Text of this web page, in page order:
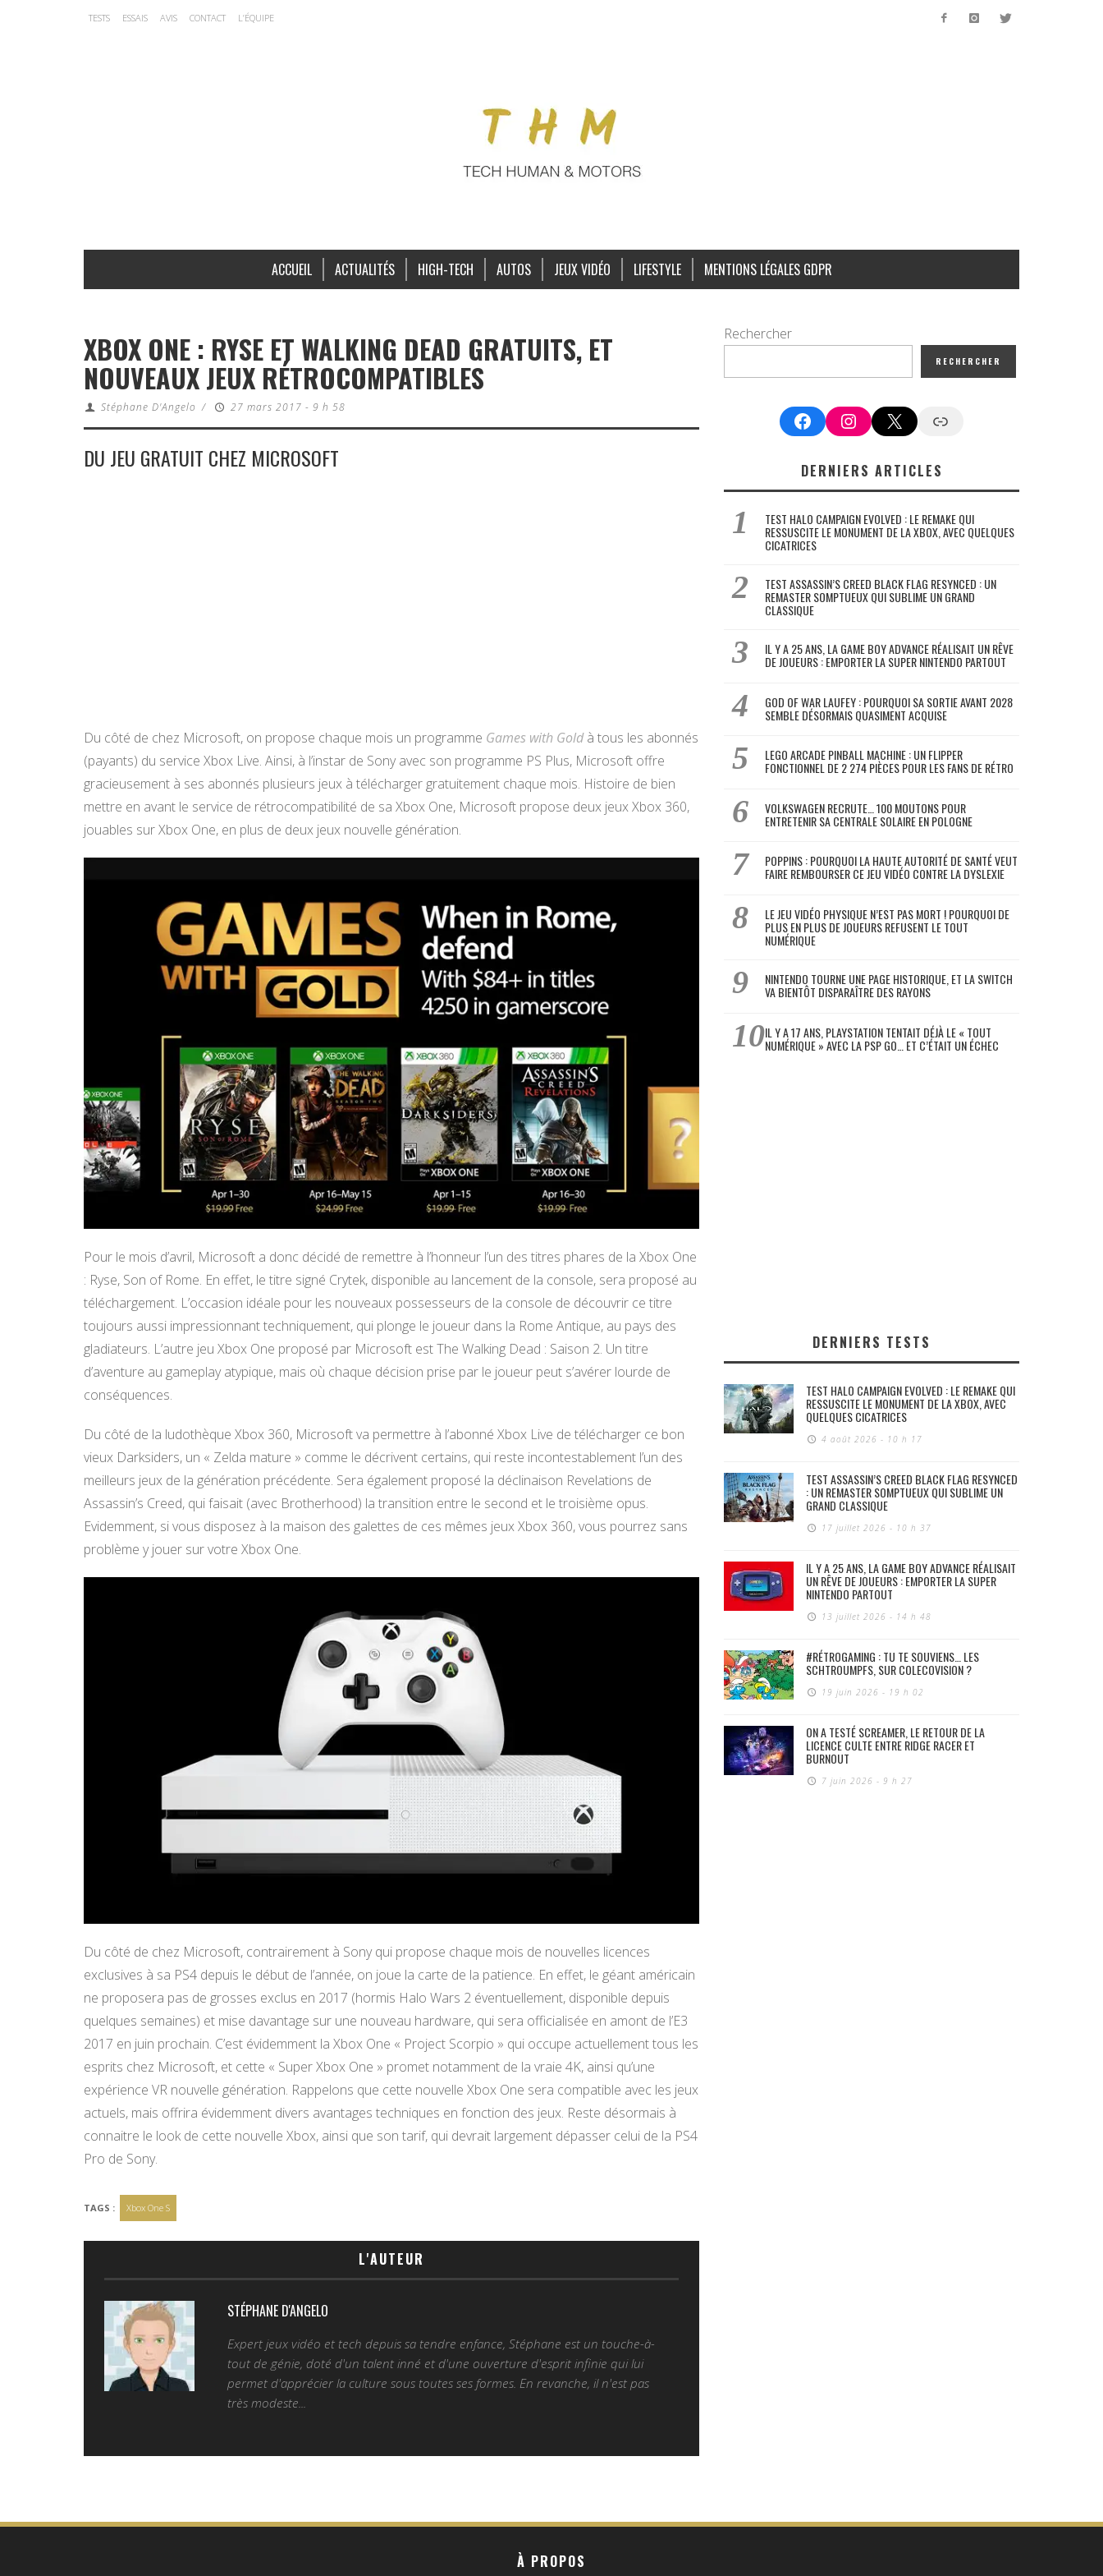
TESTS ESSAIS AVIS CONTACT L’ÉQUIPE
ACCUEIL ACTUALITÉS HIGH-TECH AUTOS JEUX VIDÉO LIFESTYLE MENTIONS LÉGALES GDPR
XBOX ONE : RYSE ET WALKING DEAD GRATUITS, ET
NOUVEAUX JEUX RÉTROCOMPATIBLES
Stéphane D'Angelo / 27 mars 2017 - 9 h 58
DU JEU GRATUIT CHEZ MICROSOFT
Du côté de chez Microsoft, on propose chaque mois un programme Games with Goldà tous les abonnés
(payants) du service Xbox Live. Ainsi, à l’instar de Sony avec son programme PS Plus, Microsoft offre
gracieusement à ses abonnés plusieurs jeux à télécharger gratuitement chaque mois. Histoire de bien
mettre en avant le service de rétrocompatibilité de sa Xbox One, Microsoft propose deux jeux Xbox 360,
jouables sur Xbox One, en plus de deux jeux nouvelle génération.
Pour le mois d’avril, Microsoft a donc décidé de remettre à l’honneur l’un des titres phares de la Xbox One
: Ryse, Son of Rome. En effet, le titre signé Crytek, disponible au lancement de la console, sera proposé au
téléchargement. L’occasion idéale pour les nouveaux possesseurs de la console de découvrir ce titre
toujours aussi impressionnant techniquement, qui plonge le joueur dans la Rome Antique, au pays des
gladiateurs. L’autre jeu Xbox One proposé par Microsoft est The Walking Dead : Saison 2. Un titre
d’aventure au gameplay atypique, mais où chaque décision prise par le joueur peut s’avérer lourde de
conséquences.
Du côté de la ludothèque Xbox 360, Microsoft va permettre à l’abonné Xbox Live de télécharger ce bon
vieux Darksiders, un « Zelda mature » comme le décrivent certains, qui reste incontestablement l’un des
meilleurs jeux de la génération précédente. Sera également proposé la déclinaison Revelations de
Assassin’s Creed, qui faisait (avec Brotherhood) la transition entre le second et le troisième opus.
Evidemment, si vous disposez à la maison des galettes de ces mêmes jeux Xbox 360, vous pourrez sans
problème y jouer sur votre Xbox One.
Du côté de chez Microsoft, contrairement à Sony qui propose chaque mois de nouvelles licences
exclusives à sa PS4 depuis le début de l’année, on joue la carte de la patience. En effet, le géant américain
ne proposera pas de grosses exclus en 2017 (hormis Halo Wars 2 éventuellement, disponible depuis
quelques semaines) et mise davantage sur une nouveau hardware, qui sera officialisée en amont de l’E3
2017 en juin prochain. C’est évidemment la Xbox One « Project Scorpio » qui occupe actuellement tous les
esprits chez Microsoft, et cette « Super Xbox One » promet notamment de la vraie 4K, ainsi qu’une
expérience VR nouvelle génération. Rappelons que cette nouvelle Xbox One sera compatible avec les jeux
actuels, mais offrira évidemment divers avantages techniques en fonction des jeux. Reste désormais à
connaitre le look de cette nouvelle Xbox, ainsi que son tarif, qui devrait largement dépasser celui de la PS4
Pro de Sony.
TAGS : Xbox One S
L'AUTEUR
STÉPHANE D'ANGELO
Expert jeux vidéo et tech depuis sa tendre enfance, Stéphane est un touche-à-
tout de génie, doté d'un talent inné et d'une ouverture d'esprit infinie qui lui
permet d'apprécier la culture sous toutes ses formes. En revanche, il n'est pas
très modeste...
Rechercher
RECHERCHER
FacebookInstagram
X Google News
DERNIERS ARTICLES
TEST HALO CAMPAIGN EVOLVED : LE REMAKE QUI
RESSUSCITE LE MONUMENT DE LA XBOX, AVEC QUELQUES
CICATRICES
TEST ASSASSIN’S CREED BLACK FLAG RESYNCED : UN
REMASTER SOMPTUEUX QUI SUBLIME UN GRAND
CLASSIQUE
IL Y A 25 ANS, LA GAME BOY ADVANCE RÉALISAIT UN RÊVE
DE JOUEURS : EMPORTER LA SUPER NINTENDO PARTOUT
GOD OF WAR LAUFEY : POURQUOI SA SORTIE AVANT 2028
SEMBLE DÉSORMAIS QUASIMENT ACQUISE
LEGO ARCADE PINBALL MACHINE : UN FLIPPER
FONCTIONNEL DE 2 274 PIÈCES POUR LES FANS DE RÉTRO
VOLKSWAGEN RECRUTE… 100 MOUTONS POUR
ENTRETENIR SA CENTRALE SOLAIRE EN POLOGNE
POPPINS : POURQUOI LA HAUTE AUTORITÉ DE SANTÉ VEUT
FAIRE REMBOURSER CE JEU VIDÉO CONTRE LA DYSLEXIE
LE JEU VIDÉO PHYSIQUE N’EST PAS MORT ! POURQUOI DE
PLUS EN PLUS DE JOUEURS REFUSENT LE TOUT
NUMÉRIQUE
NINTENDO TOURNE UNE PAGE HISTORIQUE, ET LA SWITCH
VA BIENTÔT DISPARAÎTRE DES RAYONS
IL Y A 17 ANS, PLAYSTATION TENTAIT DÉJÀ LE « TOUT
NUMÉRIQUE » AVEC LA PSP GO… ET C’ÉTAIT UN ÉCHEC
DERNIERS TESTS
TEST HALO CAMPAIGN EVOLVED : LE REMAKE QUI
RESSUSCITE LE MONUMENT DE LA XBOX, AVEC
QUELQUES CICATRICES
4 août 2026 - 10 h 17
TEST ASSASSIN’S CREED BLACK FLAG RESYNCED
: UN REMASTER SOMPTUEUX QUI SUBLIME UN
GRAND CLASSIQUE
17 juillet 2026 - 10 h 37
IL Y A 25 ANS, LA GAME BOY ADVANCE RÉALISAIT
UN RÊVE DE JOUEURS : EMPORTER LA SUPER
NINTENDO PARTOUT
13 juillet 2026 - 14 h 48
#RÉTROGAMING : TU TE SOUVIENS… LES
SCHTROUMPFS, SUR COLECOVISION ?
19 juin 2026 - 19 h 02
ON A TESTÉ SCREAMER, LE RETOUR DE LA
LICENCE CULTE ENTRE RIDGE RACER ET
BURNOUT
7 juin 2026 - 9 h 27
À PROPOS